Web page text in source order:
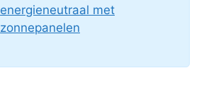
energieneutraal met
zonnepanelen